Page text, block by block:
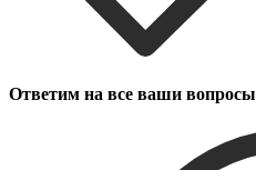
Ответим на все ваши вопросы